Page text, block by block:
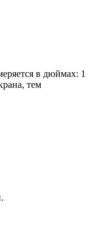
в дюймах: 1
тем